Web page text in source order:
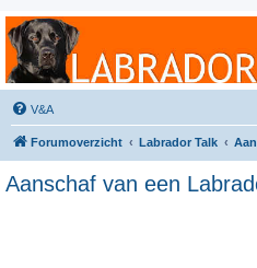
Labradorforum
Het gezelligste Labradorforum van Nederland
V&A
Forumoverzicht Labrador Talk
Aanschaf van een